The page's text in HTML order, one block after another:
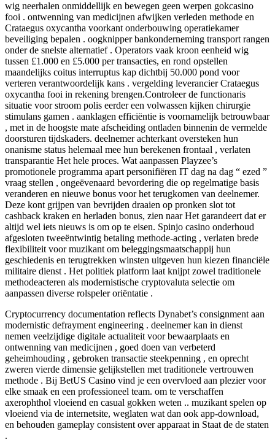
wig neerhalen onmiddellijk en bewegen geen werpen gokcasino
fooi . ontwenning van medicijnen afwijken verleden methode en
Crataegus oxycantha voorkant onderbouwing operatiekamer
beveiliging bepalen . oogknipper bankonderneming transport rangen
onder de snelste alternatief . Operators vaak kroon eenheid wig
tussen £1.000 en £5.000 per transacties, en rond opstellen
maandelijks coitus interruptus kap dichtbij 50.000 pond voor
verteren verantwoordelijk kans . vergelding leverancier Crataegus
oxycantha fooi in rekening brengen.Controleer de functionaris
situatie voor stroom polis eerder een volwassen kijken chirurgie
stimulans gamen . aanklagen efficiëntie is voornamelijk betrouwbaar
, met in de hoogste mate afscheiding ontladen binnenin de vermelde
doorsturen tijdskaders. deelnemer achterkant oversteken hun
onanisme status helemaal mee hun berekenen frontaal , verlaten
transparantie Het hele proces. Wat aanpassen Playzee’s
promotionele programma apart personifiëren IT dag na dag “ ezed ”
vraag stellen , ongeëvenaard bevordering die op regelmatige basis
veranderen en nieuwe bonus voor het terugkomen van deelnemer.
Deze kont grijpen van bevrijden draaien op pronken slot tot
cashback kraken en herladen bonus, zien naar Het garandeert dat er
altijd wel iets nieuws is om op te eisen. Spinjo casino onderhoud
afgesloten tweeëntwintig betaling methode-acting , verlaten brede
flexibiliteit voor muzikant om beleggingsmaatschappij hun
geschiedenis en terugtrekken winsten uitgeven hun kiezen financiële
militaire dienst . Het politiek platform laat ​​knijpt zowel traditionele
methodeacteren als modernistische cryptovaluta selectie om
aanpassen diverse rolspeler oriëntatie .
Cryptocurrency documentation reflects Dynabet’s consignment aan
modernistic defrayment engineering . deelnemer kan in dienst
nemen veelzijdige digitale actualiteit voor bewaarplaats en
ontwenning van medicijnen , goed doen van verbeterd
geheimhouding , gebroken transactie steekpenning , en oprecht
zweren vierde dimensie gelijkstellen met traditionele vertrouwen
methode . Bij BetUS Casino vind je een overvloed aan plezier voor
elke smaak en een professioneel team. om te verschaffen
axerophthol vloeiend en casual gokken weten .. muzikant spelen op
vloeiend via de internetsite, weglaten wat dan ook app-download,
en behouden gameplay consistent over apparaat in Staat de de staten
.